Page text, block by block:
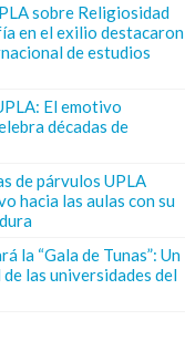
sobre Religiosidad
en el exilio destacaron
de estudios
El emotivo
décadas de
de párvulos UPLA
hacia las aulas con su
la “Gala de Tunas”: Un
las universidades del